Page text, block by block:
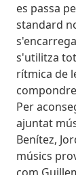
es passa
standard
s'utilitza
rítmica de
Per
ajuntat
Benítez,
músics